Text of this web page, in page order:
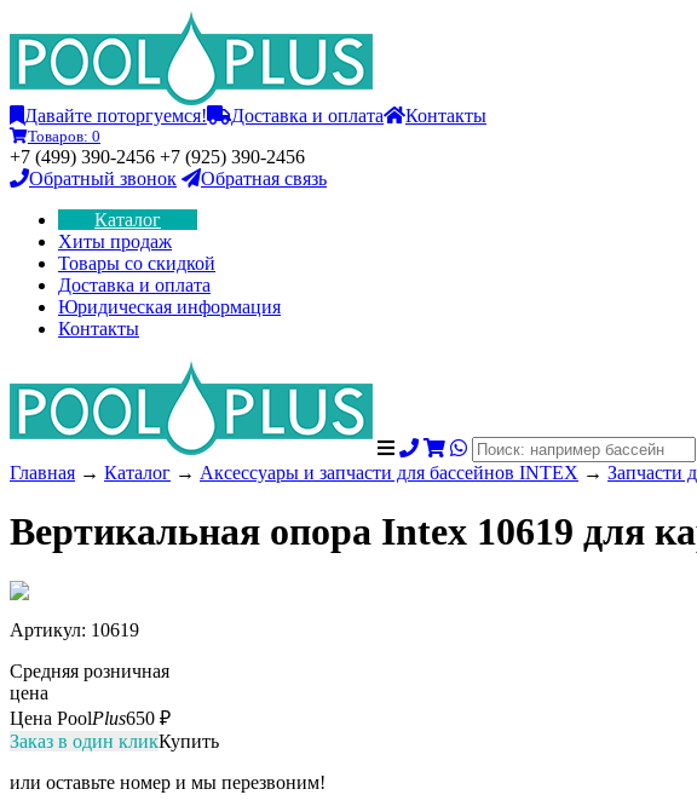
Давайте поторгуемся! Доставка и оплата Контакты
Товаров: 0
+7 (499) 390-2456 +7 (925) 390-2456
Обратный звонок
Обратная связь
Каталог
Хиты продаж
Товары со скидкой
Доставка и оплата
Юридическая информация
Контакты
Главная → Каталог → Аксессуары и запчасти для бассейнов INTEX → Запчасти
Вертикальная опора Intex 10619 для
Артикул: 10619
Средняя розничная
цена
Цена PoolPlus650 ₽
Заказ в один кликКупить
или оставьте номер и мы перезвоним!